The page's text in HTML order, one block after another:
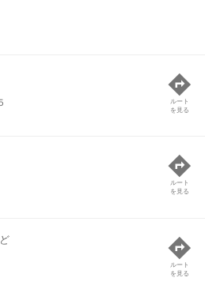
ルート
を見る
ルート
を見る
ルート
を見る